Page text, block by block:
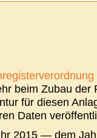
beim Zubau der
für diesen
Daten
2015 — dem